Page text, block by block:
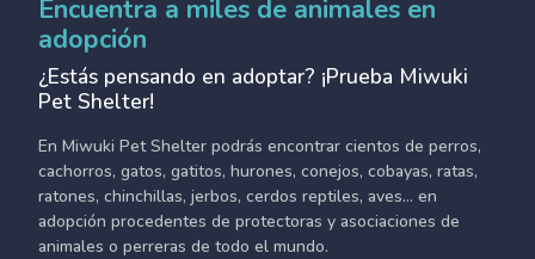
Encuentra a miles de animales en
adopción
¿Estás pensando en adoptar? ¡Prueba Miwuki
Pet Shelter!
En Miwuki Pet Shelter podrás encontrar cientos de perros,
cachorros, gatos, gatitos, hurones, conejos, cobayas, ratas,
ratones, chinchillas, jerbos, cerdos reptiles, aves... en
adopción procedentes de protectoras y asociaciones de
animales o perreras de todo el mundo.